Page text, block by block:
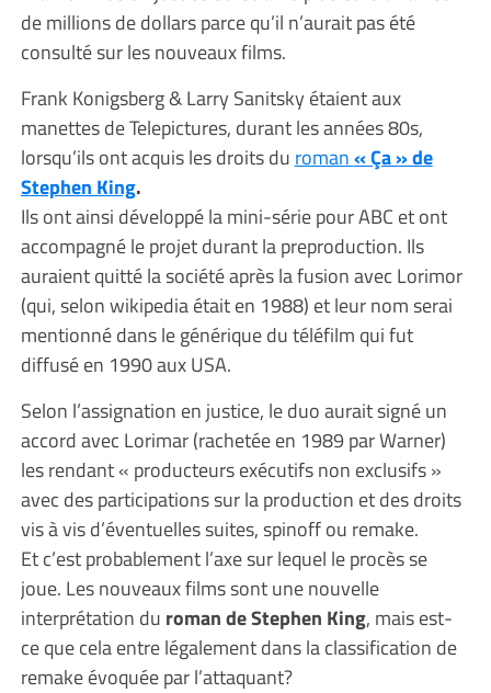
de millions de dollars parce qu’il n’aurait pas été
consulté sur les nouveaux films.
Frank Konigsberg & Larry Sanitsky étaient aux
manettes de Telepictures, durant les années 80s,
lorsqu’ils ont acquis les droits du roman« Ça » de
Stephen King.
Ils ont ainsi développé la mini-série pour ABC et ont
accompagné le projet durant la preproduction. Ils
auraient quitté la société après la fusion avec Lorimor
(qui, selon wikipedia était en 1988) et leur nom serai
mentionné dans le générique du téléfilm qui fut
diffusé en 1990 aux USA.
Selon l’assignation en justice, le duo aurait signé un
accord avec Lorimar (rachetée en 1989 par Warner)
les rendant « producteurs exécutifs non exclusifs »
avec des participations sur la production et des droits
vis à vis d’éventuelles suites, spinoff ou remake.
Et c’est probablement l’axe sur lequel le procès se
joue. Les nouveaux films sont une nouvelle
interprétation du roman de Stephen King, mais est-
ce que cela entre légalement dans la classification de
remake évoquée par l’attaquant?